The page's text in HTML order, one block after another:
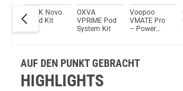
SMOK Novo
6 Pod Kit
OXVA
VPRIME Pod
System Kit
Voopoo
VMATE Pro
– Power
AUF DEN PUNKT GEBRACHT
HIGHLIGHTS